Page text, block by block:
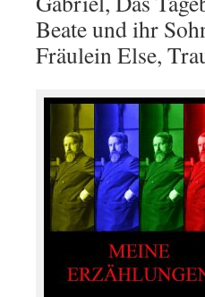
Beate und ihr
Fräulein Else,